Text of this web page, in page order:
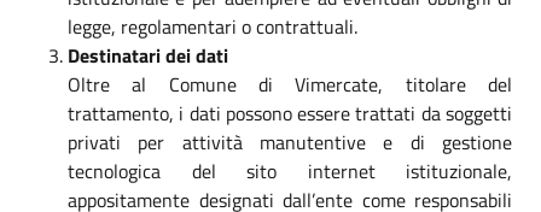
legge, regolamentari o contrattuali.
Destinatari dei dati
Oltre al Comune di Vimercate, titolare del
trattamento, i dati possono essere trattati da soggetti
privati per attività manutentive e di gestione
tecnologica del sito internet istituzionale,
appositamente designati dall’ente come responsabili